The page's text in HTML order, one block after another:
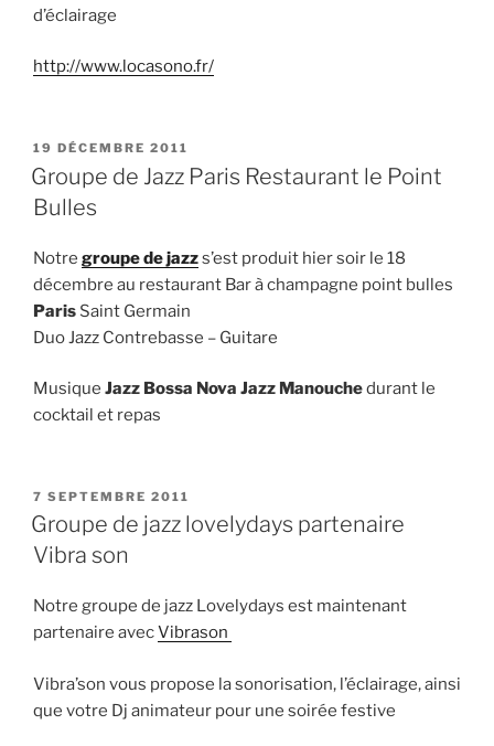
d’éclairage
http://www.locasono.fr/
PUBLIÉ
LE
19 DÉCEMBRE 2011
Groupe de Jazz Paris Restaurant le Point
Bulles
Notre groupe de jazzs’est produit hier soir le 18
décembre au restaurant Bar à champagne point bulles
Paris Saint Germain
Duo Jazz Contrebasse – Guitare
Musique Jazz Bossa Nova Jazz Manouchedurant le
cocktail et repas
PUBLIÉ
LE
7 SEPTEMBRE 2011
Groupe de jazz lovelydays partenaire
Vibra son
Notre groupe de jazz Lovelydays est maintenant
partenaire avecVibrason
Vibra’son vous propose la sonorisation, l’éclairage, ainsi
que votre Dj animateur pour une soirée festive